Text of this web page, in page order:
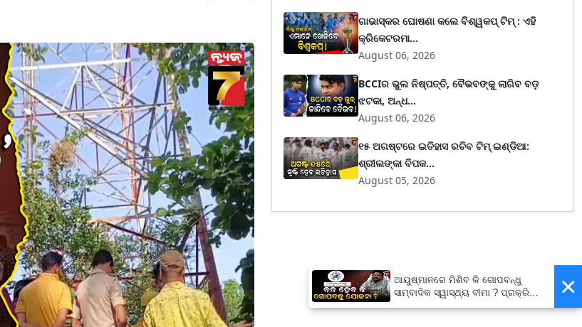
ଗାଭାସ୍କର ଘୋଷଣା କଲେ ବିଶ୍ୱକପ୍ ଟିମ୍ : ଏହି
କ୍ରିକେଟରମା...
August 06, 2026
BCCIର ଭୁଲ ନିଷ୍ପତ୍ତି, ବୈଭବଙ୍କୁ ଲାଗିବ ବଡ଼
ଝଟକା, ଅନ୍ଧ...
August 06, 2026
୧୫ ଅଗଷ୍ଟରେ ଇତିହାସ ରଚିବ ଟିମ୍ ଇଣ୍ଡିଆ:
ଶ୍ରୀଲଙ୍କା ବିପକ...
August 05, 2026
×
ଆୟୁଷ୍ମାନରେ ମିଶିବ କି ଗୋପବନ୍ଧୁ
ସାମ୍ବାଦିକ ସ୍ୱାସ୍ଥ୍ୟ ବୀମା ? ପ୍ରକ୍ରିୟା